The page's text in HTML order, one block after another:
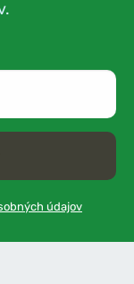
údajov